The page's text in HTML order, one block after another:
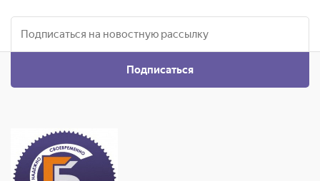
Подписаться